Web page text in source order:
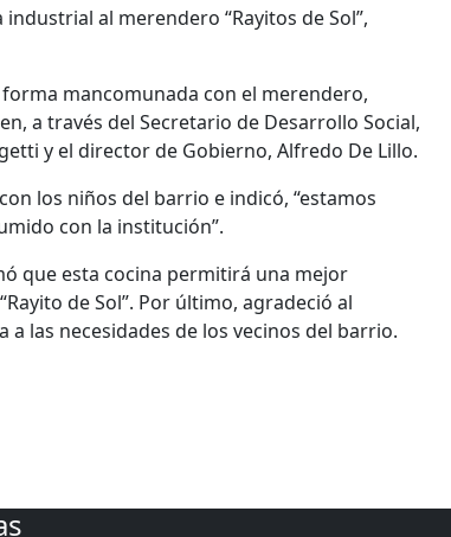
al merendero “Rayitos de Sol”,
mancomunada con el merendero,
a través del Secretario de Desarrollo Social,
y el director de Gobierno, Alfredo De Lillo.
los niños del barrio e indicó, “estamos
con la institución”.
que esta cocina permitirá una mejor
de Sol”. Por último, agradeció al
las necesidades de los vecinos del barrio.